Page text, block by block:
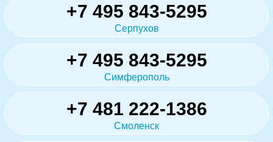
+7 495 843-5295
Серпухов
+7 495 843-5295
Симферополь
+7 481 222-1386
Смоленск